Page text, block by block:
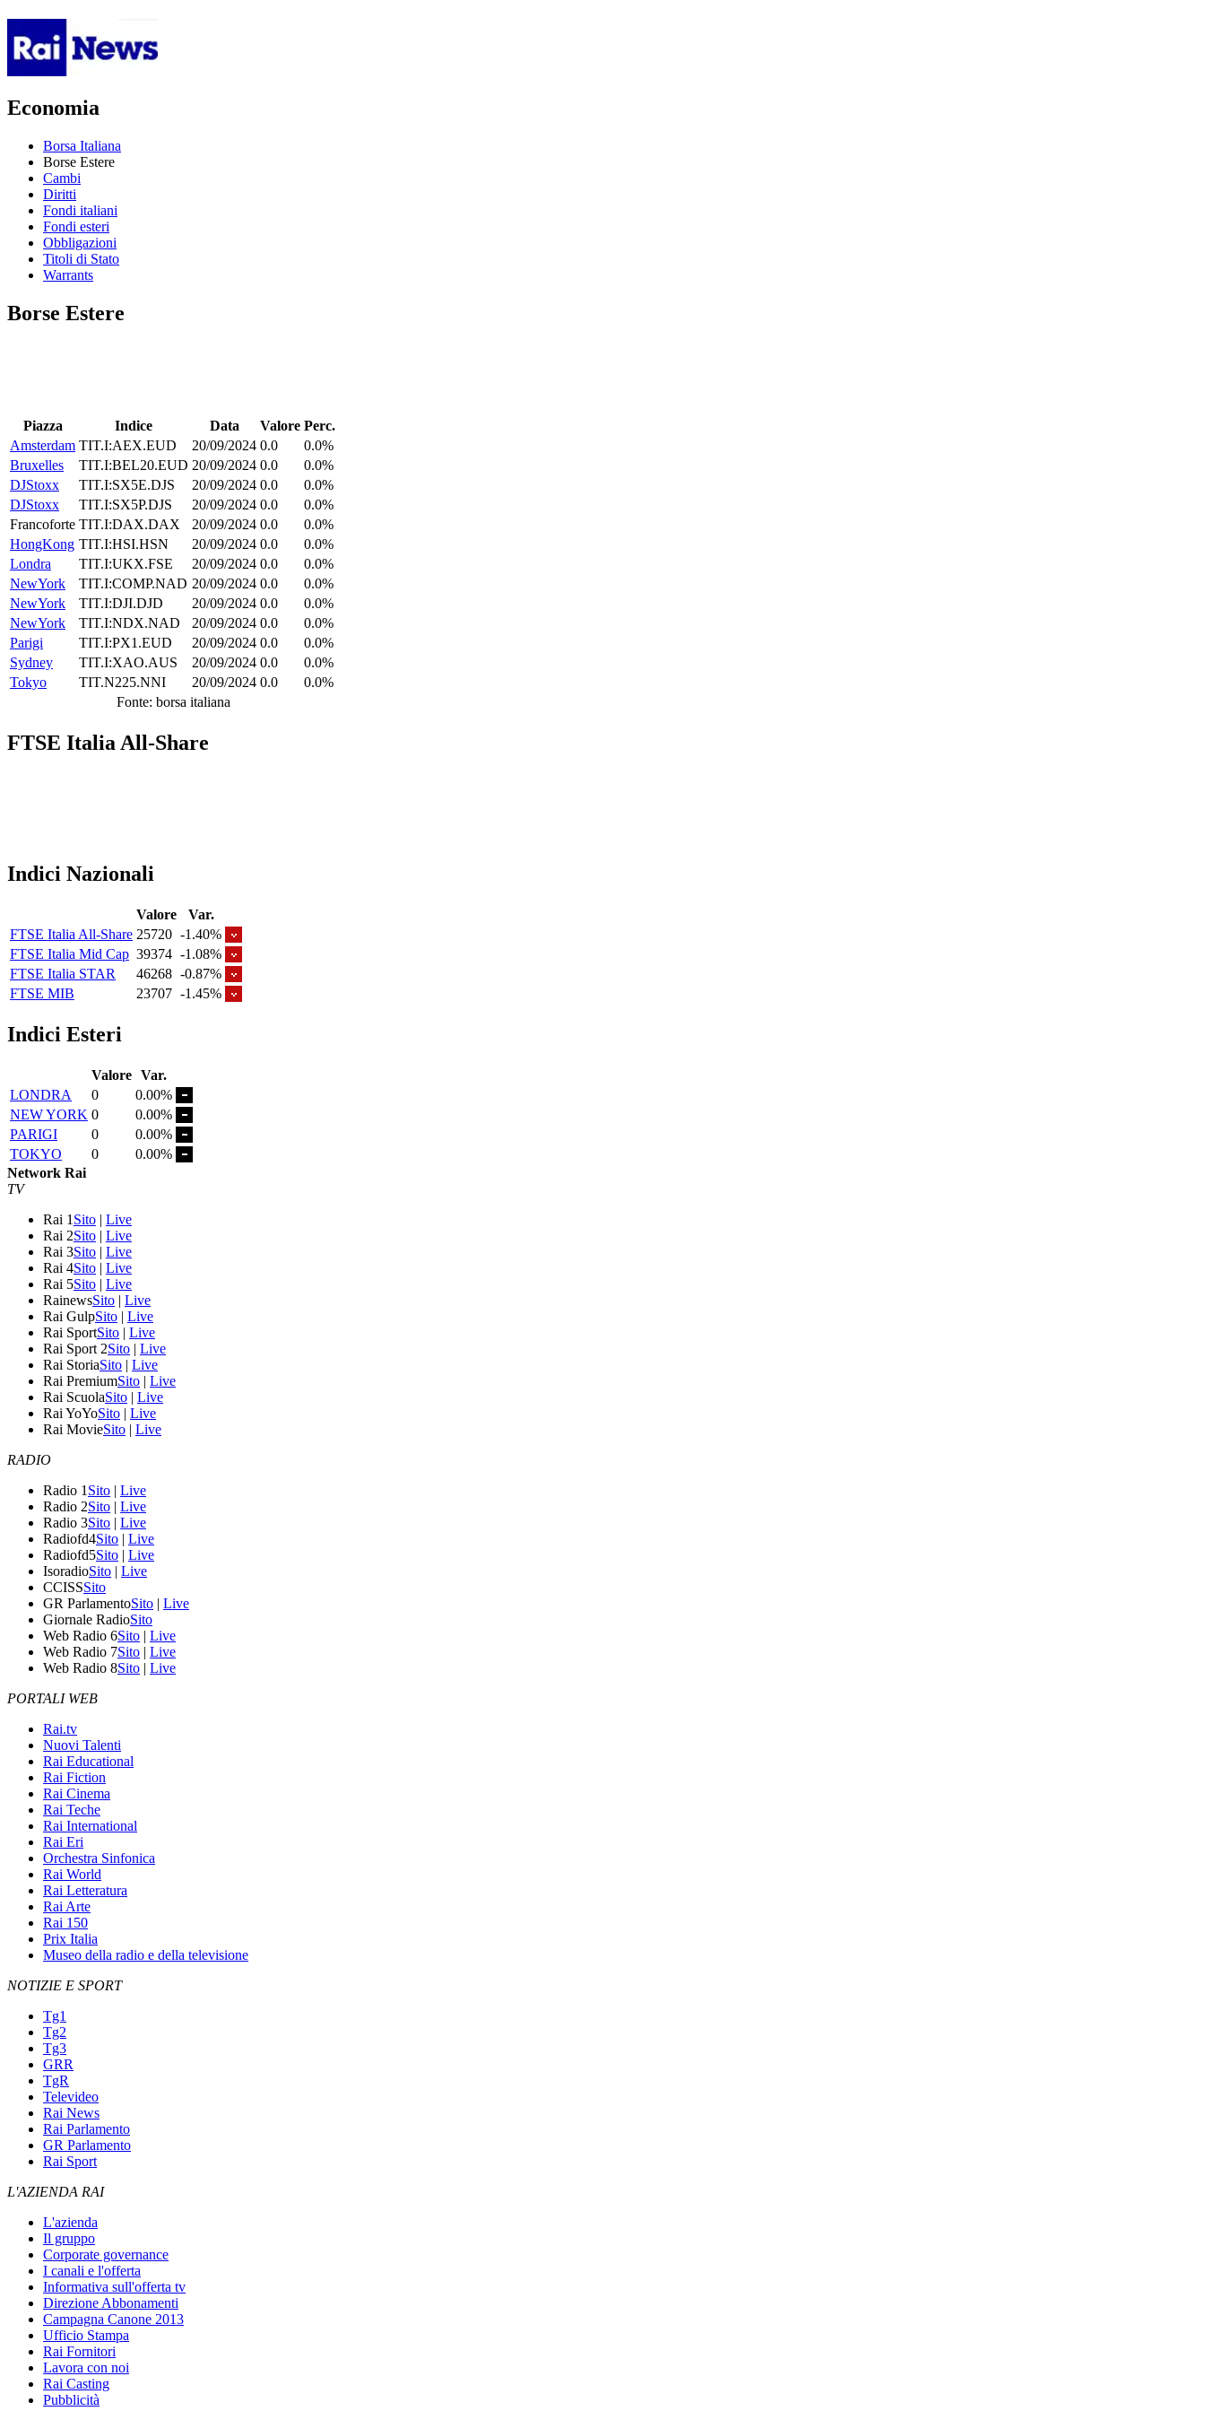
Economia
Borsa Italiana
Borse Estere
Cambi
Diritti
Fondi italiani
Fondi esteri
Obbligazioni
Titoli di Stato
Warrants
Borse Estere
Piazza Indice Data Valore Perc.
Amsterdam TIT.I:AEX.EUD 20/09/2024 0.0
0.0%
Bruxelles
TIT.I:BEL20.EUD 20/09/2024 0.0
0.0%
DJStoxx
TIT.I:SX5E.DJS 20/09/2024 0.0
0.0%
DJStoxx
TIT.I:SX5P.DJS 20/09/2024 0.0
0.0%
Francoforte TIT.I:DAX.DAX 20/09/2024 0.0
0.0%
HongKong TIT.I:HSI.HSN 20/09/2024 0.0
0.0%
Londra
TIT.I:UKX.FSE 20/09/2024 0.0
0.0%
NewYork
TIT.I:COMP.NAD 20/09/2024 0.0
0.0%
NewYork
TIT.I:DJI.DJD 20/09/2024 0.0
0.0%
NewYork
TIT.I:NDX.NAD 20/09/2024 0.0
0.0%
Parigi
TIT.I:PX1.EUD 20/09/2024 0.0
0.0%
Sydney
TIT.I:XAO.AUS 20/09/2024 0.0
0.0%
Tokyo
TIT.N225.NNI 20/09/2024 0.0
0.0%
Fonte: borsa italiana
FTSE Italia All-Share
Indici Nazionali
Valore
Var.
FTSE Italia All-Share 25720 -1.40%
FTSE Italia Mid Cap 39374 -1.08%
FTSE Italia STAR
46268 -0.87%
FTSE MIB
23707 -1.45%
Indici Esteri
Valore Var.
LONDRA
0
0.00%
NEW YORK 0
0.00%
PARIGI
0
0.00%
TOKYO
0
0.00%
Network Rai
TV
Rai 1 Sito | Live
Rai 2Sito | Live
Rai 3Sito | Live
Rai 4Sito | Live
Rai 5Sito | Live
RainewsSito | Live
Rai GulpSito | Live
Rai SportSito | Live
Rai Sport 2Sito | Live
Rai StoriaSito | Live
Rai PremiumSito | Live
Rai ScuolaSito | Live
Rai YoYoSito | Live
Rai MovieSito | Live
RADIO
Radio 1 Sito | Live
Radio 2Sito | Live
Radio 3Sito | Live
Radiofd4Sito | Live
Radiofd5Sito | Live
IsoradioSito | Live
CCISSSito
GR ParlamentoSito | Live
Giornale RadioSito
Web Radio 6Sito | Live
Web Radio 7Sito | Live
Web Radio 8Sito | Live
PORTALI WEB
Rai.tv
Nuovi Talenti
Rai Educational
Rai Fiction
Rai Cinema
Rai Teche
Rai International
Rai Eri
Orchestra Sinfonica
Rai World
Rai Letteratura
Rai Arte
Rai 150
Prix Italia
Museo della radio e della televisione
NOTIZIE E SPORT
Tg1
Tg2
Tg3
GRR
TgR
Televideo
Rai News
Rai Parlamento
GR Parlamento
Rai Sport
L'AZIENDA RAI
L'azienda
Il gruppo
Corporate governance
I canali e l'offerta
Informativa sull'offerta tv
Direzione Abbonamenti
Campagna Canone 2013
Ufficio Stampa
Rai Fornitori
Lavora con noi
Rai Casting
Pubblicità